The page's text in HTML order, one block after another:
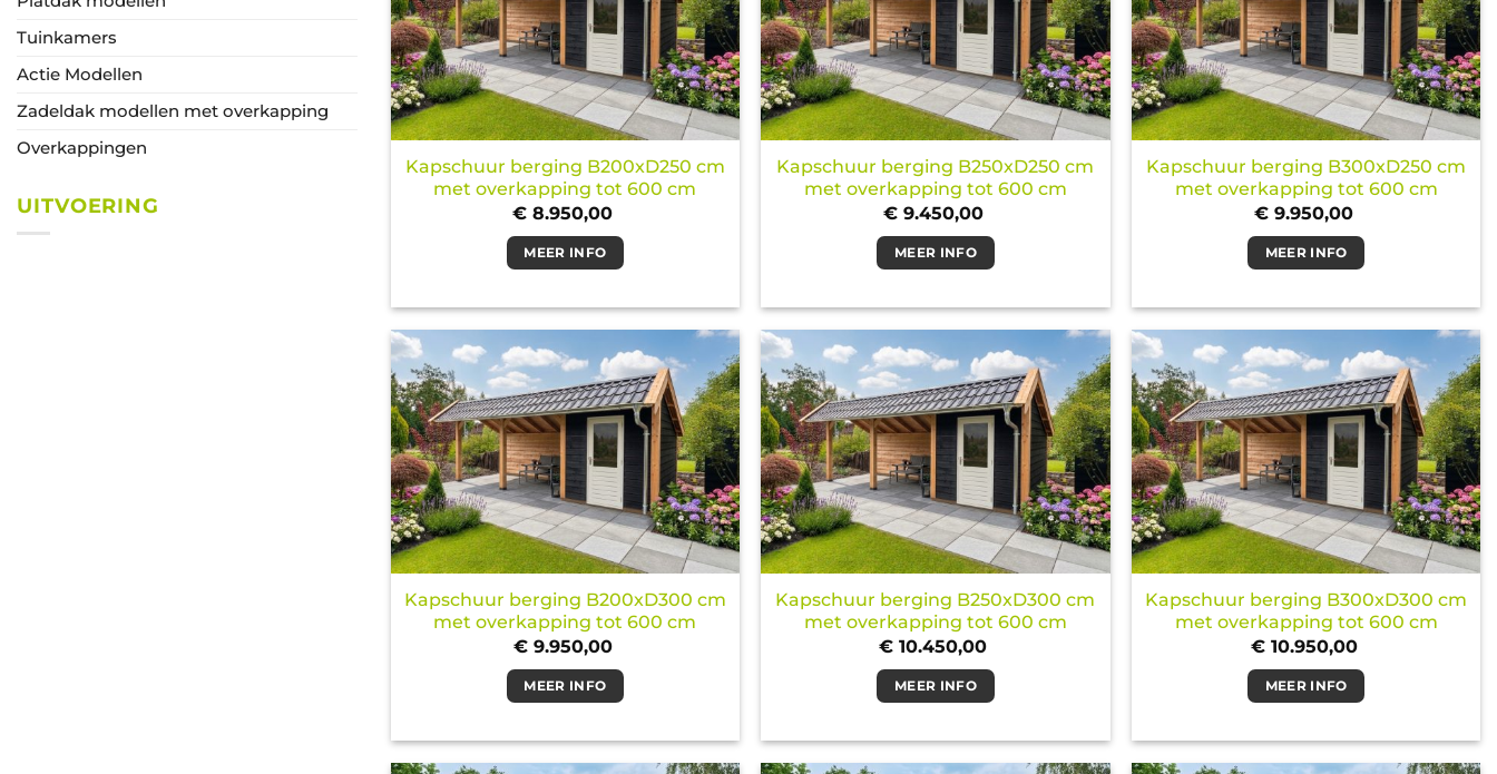
Tuinkamers
Actie Modellen
Zadeldak modellen met overkapping
Overkappingen
UITVOERING
Kapschuur berging B200xD250 cm
met overkapping tot 600 cm
€ 8.950,00
MEER INFO
Kapschuur berging B250xD250 cm
met overkapping tot 600 cm
€9.450,00
MEER INFO
Kapschuur berging B300xD250 cm
met overkapping tot 600 cm
€ 9.950,00
MEER INFO
Kapschuur berging B200xD300 cm
met overkapping tot 600 cm
€9.950,00
MEER INFO
Kapschuur berging B250xD300 cm
met overkapping tot 600 cm
€ 10.450,00
MEER INFO
Kapschuur berging B300xD300 cm
met overkapping tot 600 cm
€10.950,00
MEER INFO